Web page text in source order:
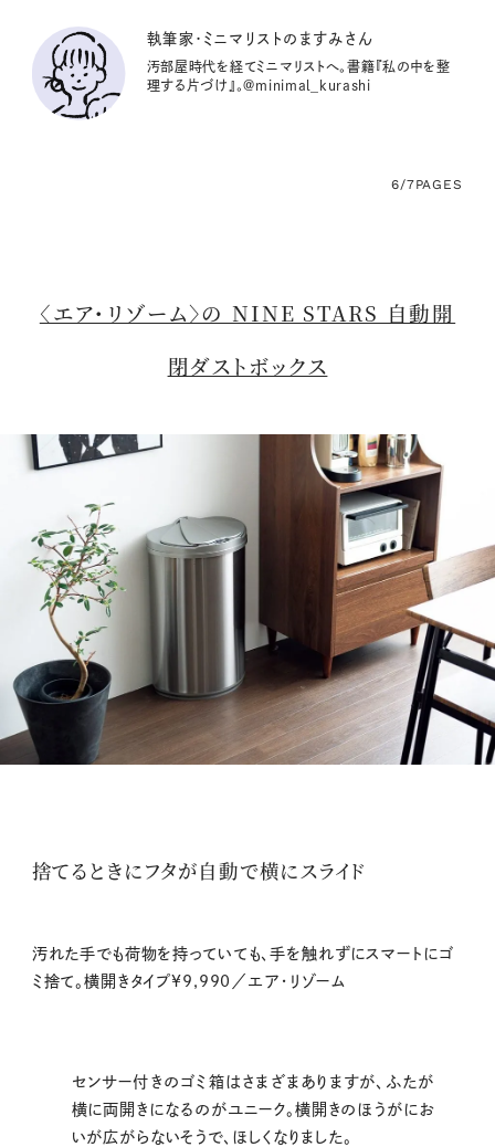
執筆家・ミニマリストのますみさん
汚部屋時代を経てミニマリストへ。書籍『私の中を整
理する片づけ』。@minimal_kurashi
6/7PAGES
〈エア・リゾーム〉の NINE STARS 自動開
閉ダストボックス
捨てるときにフタが自動で横にスライド
汚れた手でも荷物を持っていても、手を触れずにスマートにゴ
ミ捨て。横開きタイプ¥9,990／エア・リゾーム
センサー付きのゴミ箱はさまざまありますが、ふたが
横に両開きになるのがユニーク。横開きのほうがにお
いが広がらないそうで、ほしくなりました。